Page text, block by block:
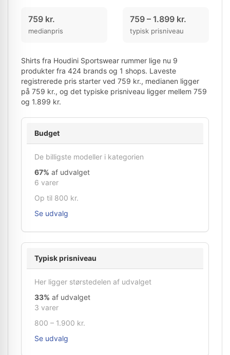
759 kr.
medianpris
759 – 1.899 kr.
typisk prisniveau
Shirts fra Houdini Sportswear rummer lige nu 9
produkter fra 424 brands og 1 shops. Laveste
registrerede pris starter ved 759 kr., medianen ligger
på 759 kr., og det typiske prisniveau ligger mellem 759
og 1.899 kr.
Budget
De billigste modeller i kategorien
67% af udvalget
6 varer
Op til 800 kr.
Se udvalg
Typisk prisniveau
Her ligger størstedelen af udvalget
33% af udvalget
3 varer
800 – 1.900 kr.
Se udvalg